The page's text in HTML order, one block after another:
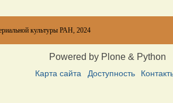
культуры РАН, 2024
Powered by Plone & Python
Карта сайта Доступность